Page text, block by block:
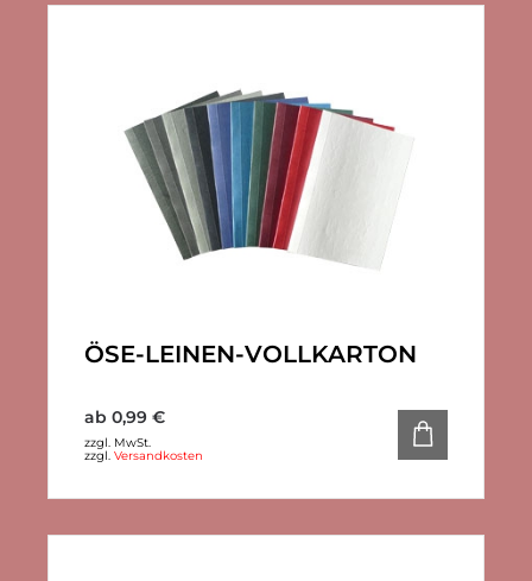
ÖSE-LEINEN-VOLLKARTON
ab 0,99 €
zzgl. MwSt.
zzgl. Versandkosten